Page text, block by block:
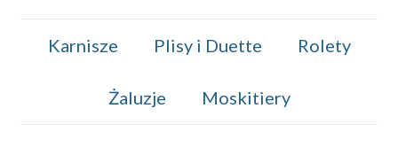
Koszyk
Karnisze Plisy i Duette Rolety
Żaluzje Moskitiery